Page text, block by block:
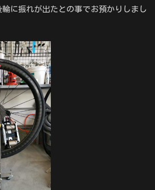
輪に振れが出たとの事でお預かりしまし